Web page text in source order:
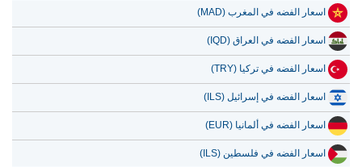
10 يوليو 2026
9 يوليو 2026
اسعار الفضه في المغرب (MAD)
اسعار الفضه في العراق (IQD)
اسعار الفضه في تركيا (TRY)
اسعار الفضه في إسرائيل (ILS)
اسعار الفضه في ألمانيا (EUR)
اسعار الفضه في فلسطين (ILS)